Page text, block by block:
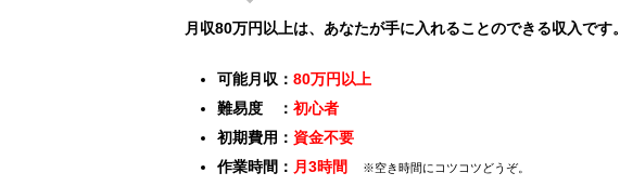
月収80万円以上は、あなたが手に入れることのできる収入です。
可能月収： 80万円以上
難易度 ： 初心者
初期費用： 資金不要
作業時間： 月3時間 ※空き時間にコツコツどうぞ。